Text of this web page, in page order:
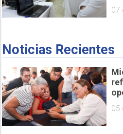
07
Noticias Recientes
05